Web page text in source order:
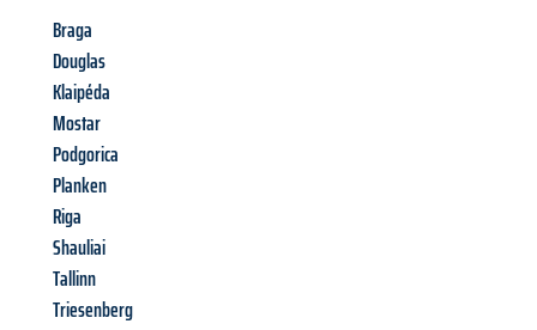
Braga
Douglas
Klaipéda
Mostar
Podgorica
Planken
Riga
Shauliai
Tallinn
Triesenberg